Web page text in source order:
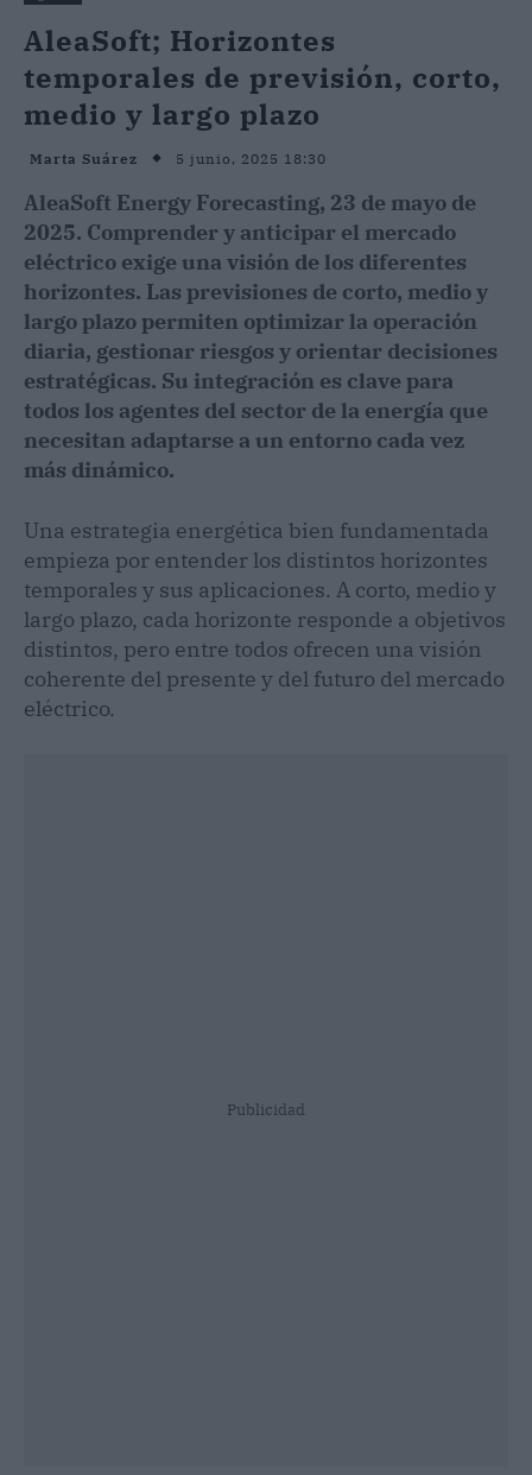
AleaSoft; Horizontes
temporales de previsión, corto,
medio y largo plazo
Marta Suárez 5 junio, 2025 18:30
AleaSoft Energy Forecasting, 23 de mayo de
2025. Comprender y anticipar el mercado
eléctrico exige una visión de los diferentes
horizontes. Las previsiones de corto, medio y
largo plazo permiten optimizar la operación
diaria, gestionar riesgos y orientar decisiones
estratégicas. Su integración es clave para
todos los agentes del sector de la energía que
necesitan adaptarse a un entorno cada vez
más dinámico.
Una estrategia energética bien fundamentada
empieza por entender los distintos horizontes
temporales y sus aplicaciones. A corto, medio y
largo plazo, cada horizonte responde a objetivos
distintos, pero entre todos ofrecen una visión
coherente del presente y del futuro del mercado
eléctrico.
Publicidad